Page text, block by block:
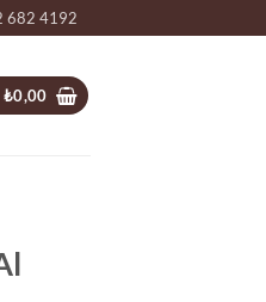
682 4192
₺0,00